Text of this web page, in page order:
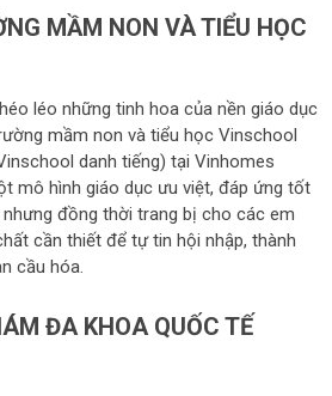
MẦM NON VÀ TIỂU HỌC
léo những tinh hoa của nền giáo dục
mầm non và tiểu học Vinschool
danh tiếng) tại Vinhomes
mô hình giáo dục ưu việt, đáp ứng tốt
đồng thời trang bị cho các em
cần thiết để tự tin hội nhập, thành
cầu hóa.
ĐA KHOA QUỐC TẾ